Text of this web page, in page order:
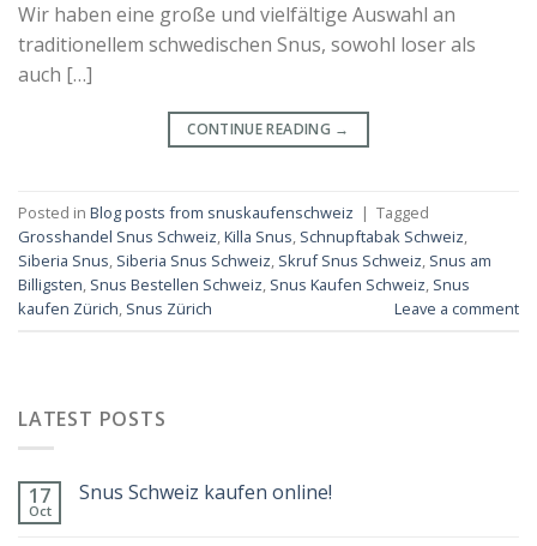
Wir haben eine große und vielfältige Auswahl an
traditionellem schwedischen Snus, sowohl loser als
auch […]
CONTINUE READING →
Posted in Blog posts from snuskaufenschweiz | Tagged
Grosshandel Snus Schweiz,Killa Snus, Schnupftabak Schweiz,
Siberia Snus, Siberia Snus Schweiz, Skruf Snus Schweiz, Snus am
Billigsten, Snus Bestellen Schweiz, Snus Kaufen Schweiz, Snus
kaufen Zürich, Snus Zürich Leave a comment
LATEST POSTS
17
Oct
Snus Schweiz kaufen online!